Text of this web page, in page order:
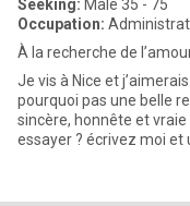
Seeking: Male 35 - 75
Occupation:
À la recherche de
Je vis à Nice et
pourquoi pas une belle
sincère, honnête et